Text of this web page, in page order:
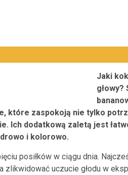
Jaki
które zaspokoją nie tylko
Ich dodatkową zaletą jest
i kolorowo.
posiłków w ciągu dnia.
zlikwidować uczucie głodu w